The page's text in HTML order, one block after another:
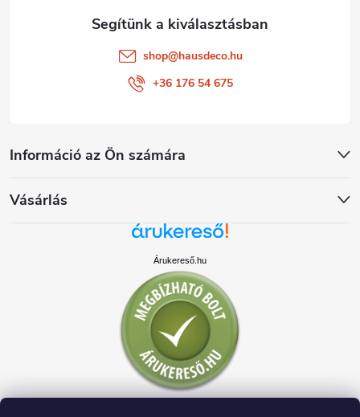
Információ az Ön számára
Vásárlás
shop@hausdeco.hu
+36 176 54 675
Árukereső.hu